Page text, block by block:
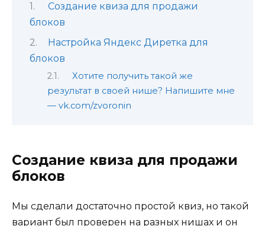
Создание квиза для продажи
блоков
Настройка Яндекс Диретка для
блоков
Хотите получить такой же
результат в своей нише? Напишите мне
— vk.com/zvoronin
Создание квиза для продажи
блоков
Мы сделали достаточно простой квиз, но такой
вариант был проверен на разных нишах и он